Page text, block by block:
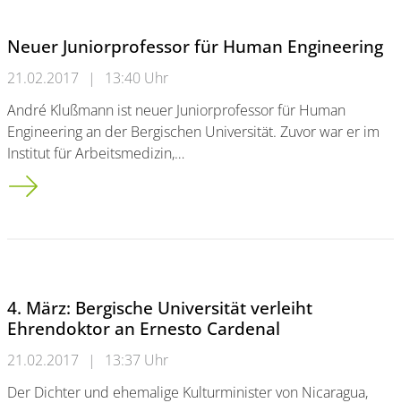
Neuer Juniorprofessor für Human Engineering
21.02.2017 |
13:40 Uhr
André Klußmann ist neuer Juniorprofessor für Human
Engineering an der Bergischen Universität. Zuvor war er im
Institut für Arbeitsmedizin,…
Neuer Juniorprofessor für Human Engineering
4. März: Bergische Universität verleiht
Ehrendoktor an Ernesto Cardenal
21.02.2017 |
13:37 Uhr
Der Dichter und ehemalige Kulturminister von Nicaragua,